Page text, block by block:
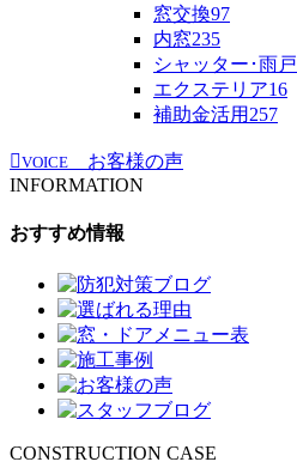
窓交換97
内窓235
シャッター･雨戸
エクステリア16
補助金活用 257
VOICE
お客様の声
INFORMATION
おすすめ情報
CONSTRUCTION CASE